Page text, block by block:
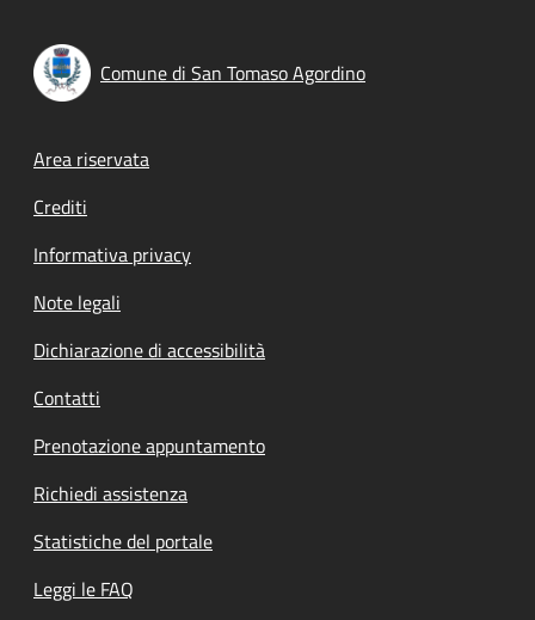
Comune di San Tomaso Agordino
Footer menu
Area riservata
Crediti
Informativa privacy
Note legali
Dichiarazione di accessibilità
Contatti
Prenotazione appuntamento
Richiedi assistenza
Statistiche del portale
Leggi le FAQ